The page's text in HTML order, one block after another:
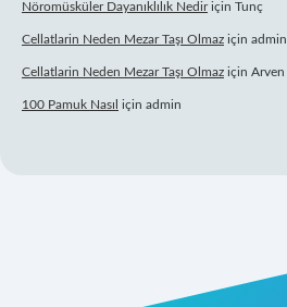
Nöromüsküler Dayanıklılık Nediriçin Tunç
Cellatlarin Neden Mezar Taşı Olmaz için admin
Cellatlarin Neden Mezar Taşı Olmaz için Arven
100 Pamuk Nasıl için admin